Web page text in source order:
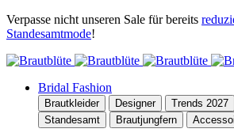
Verpasse nicht unseren Sale für bereits
Standesamtmode!
Bridal Fashion
Brautkleider Designer Trends 2027
Standesamt
Brautjungfern